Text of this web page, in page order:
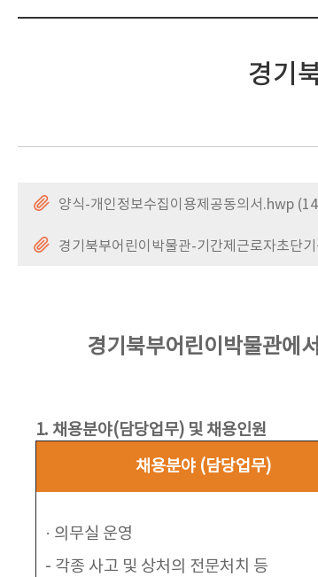
경기
양식-개인정보수집이용제공동의서.hwp
경기북부어린이박물관-기간제근로자초단
경기북부어린이박물관에
1. 채용분야(담당업무) 및 채용인원
채용분야 (담당업무)
· 의무실 운영
- 각종 사고 및 상처의 전문처치 등